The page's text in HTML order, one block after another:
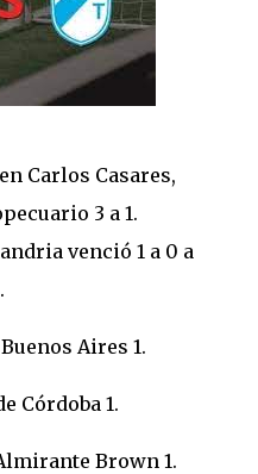
Carlos Casares,
3 a 1.
venció 1 a 0 a
Aires 1.
Córdoba 1.
Brown 1.